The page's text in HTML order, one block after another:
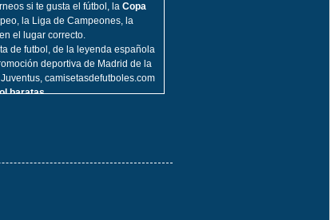
si te gusta el fútbol, la Copa
la Liga de Campeones, la
el lugar correcto.
de futbol, de la leyenda española
deportiva de Madrid de la
camisetasdefutboles.com
baratas.
,Bélgica,Reino Unido,
de la Copa.